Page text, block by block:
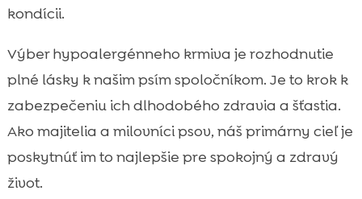
kondícii.
Výber hypoalergénneho krmiva je rozhodnutie
plné lásky k našim psím spoločníkom. Je to krok k
zabezpečeniu ich dlhodobého zdravia a šťastia.
Ako majitelia a milovníci psov, náš primárny cieľ je
poskytnúť im to najlepšie pre spokojný a zdravý
život.